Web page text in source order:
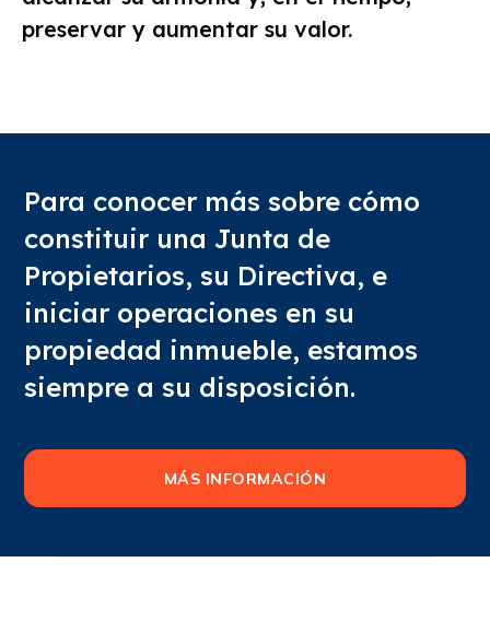
preservar y aumentar su valor.
Para conocer más sobre cómo
constituir una Junta de
Propietarios, su Directiva, e
iniciar operaciones en su
propiedad inmueble, estamos
siempre a su disposición.
MÁS INFORMACIÓN